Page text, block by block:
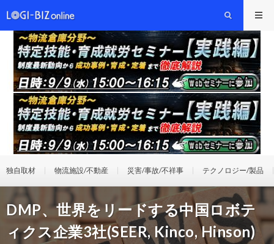
独自取材 物流施設/不動産 災害/事故/不祥事 テクノロジー/製品
DMP、世界をリードする中国ロボテ
ィクス企業3社(SEER, Kinco, Hinson)